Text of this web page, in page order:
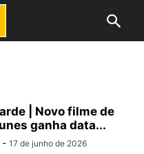
| Novo filme de
ganha data...
- 17 de junho de 2026